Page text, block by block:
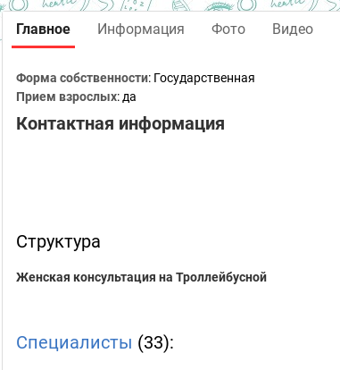
Главное Информация Фото Видео
Форма собственности: Государственная
Прием взрослых: да
Контактная информация
Структура
Женская консультация на Троллейбусной
Специалисты (33):